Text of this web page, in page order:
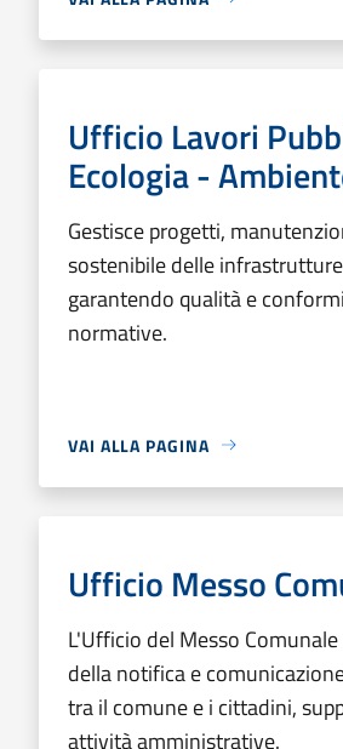
Ufficio Lavori
Ecologia -
Gestisce progetti,
sostenibile delle
garantendo qualità e
normative.
VAI ALLA PAGINA
Ufficio Messo
L'Ufficio del Messo
della notifica e
tra il comune e i cittadini,
attività amministrative.